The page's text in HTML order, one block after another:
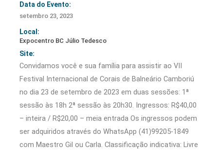
Data do Evento:
setembro 23, 2023
Local:
Expocentro BC Júlio Tedesco
Site:
Convidamos você e sua família para assistir ao VII
Festival Internacional de Corais de Balneário Camboriú
no dia 23 de setembro de 2023 em duas sessões: 1ª
sessão às 18h 2ª sessão às 20h30. Ingressos: R$40,00
– inteira / R$20,00 – meia entrada Os ingressos podem
ser adquiridos através do WhatsApp (41)99205-1849
com Maestro Gil ou Carla. Classificação indicativa: Livre